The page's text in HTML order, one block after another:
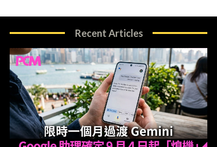
Recent Articles